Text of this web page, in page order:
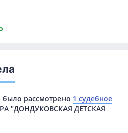
рассмотрено 1 судебное
"ДОНДУКОВСКАЯ ДЕТСКАЯ